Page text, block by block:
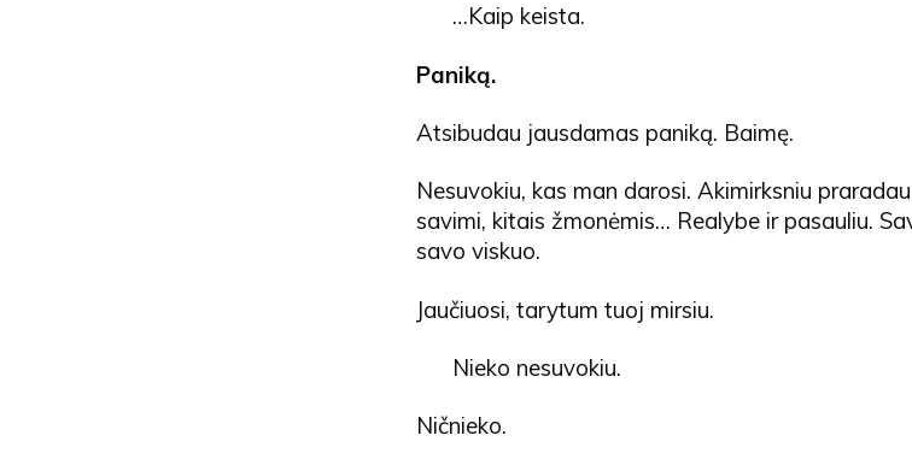
…Kaip keista.
Paniką.
Atsibudau jausdamas paniką. Baimę.
Nesuvokiu, kas man darosi. Akimirksniu
savimi, kitais žmonėmis… Realybe ir pasauliu.
savo viskuo.
Jaučiuosi, tarytum tuoj mirsiu.
Nieko nesuvokiu.
Ničnieko.